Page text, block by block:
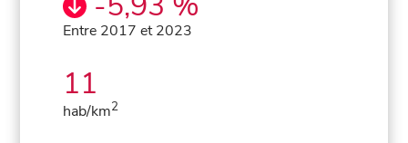
Entre 2017 et 2023
11
hab/km2